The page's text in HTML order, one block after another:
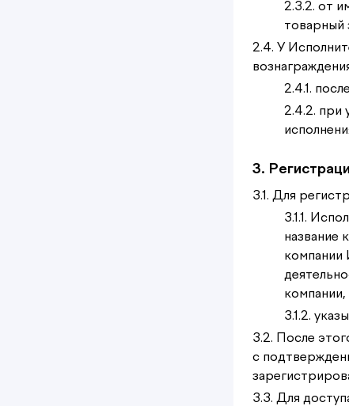
2.3.2. от
товарный
2.4. У
2.4.1.
2.4.2. при
3.
3.1. Для
3.1.1.
название
компании
3.1.2.
3.2. После
с
3.3. Для